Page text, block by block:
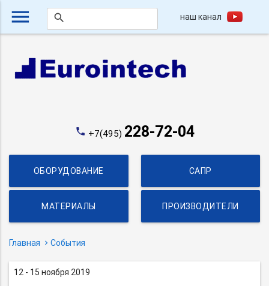
menu search наш канал
phone +7(495) 228-72-04
ОБОРУДОВАНИЕ САПР
МАТЕРИАЛЫ ПРОИЗВОДИТЕЛИ
Главная События
12 - 15 ноября 2019